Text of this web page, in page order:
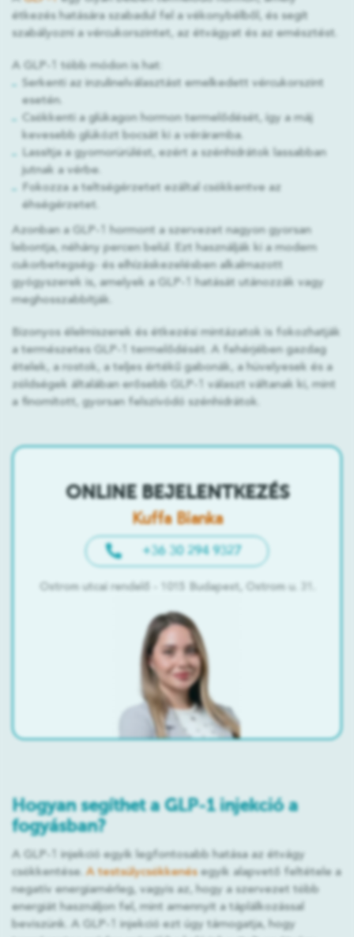
étkezés hatására szabadul fel a vékonybélből, és segít
szabályozni a vércukorszintet, az étvágyat és az emésztést.
A GLP-1 több módon is hat:
Serkenti az inzulinelválasztást emelkedett vércukorszint
esetén.
Csökkenti a glükagon hormon termelődését, így a máj
kevesebb glükózt bocsát ki a véráramba.
Lassítja a gyomorürülést, ezért a szénhidrátok lassabban
jutnak a vérbe.
Fokozza a teltségérzetet ezáltal csökkentve az
éhségérzetet.
Azonban a GLP-1 hormont a szervezet nagyon gyorsan
lebontja, néhány percen belül. Ezt használják ki a modern
cukorbetegség- és elhízáskezelésben alkalmazott
gyógyszerek is, amelyek a GLP-1 hatását utánozzák vagy
meghosszabbítják.
Bizonyos élelmiszerek és étkezési mintázatok is fokozhatják
a természetes GLP-1 termelődését. A fehérjében gazdag
ételek, a rostok, a teljes értékű gabonák, a hüvelyesek és a
zöldségek általában erősebb GLP-1 választ váltanak ki, mint
a finomított, gyorsan felszívódó szénhidrátok.
ONLINE BEJELENTKEZÉS
Kuffa Bianka
+36 30 294 9327
Ostrom utcai rendelő - 1015 Budapest, Ostrom u. 31.
Hogyan segíthet a GLP-1 injekció a
fogyásban?
A GLP-1 injekció egyik legfontosabb hatása az étvágy
csökkentése.A testsúlycsökkenésegyik alapvető feltétele a
negatív energiamérleg, vagyis az, hogy a szervezet több
energiát használjon fel, mint amennyit a táplálkozással
beviszünk. A GLP-1 injekció ezt úgy támogatja, hogy